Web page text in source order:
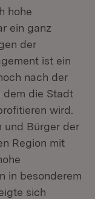
hohe
ein ganz
der
ist ein
nach der
dem die Stadt
wird.
und Bürger der
Region mit
in besonderem
sich